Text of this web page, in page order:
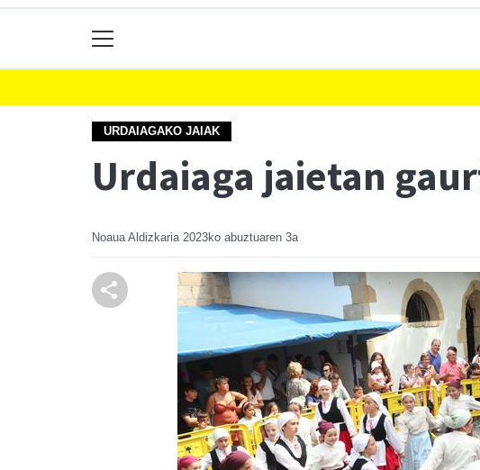
URDAIAGAKO JAIAK
Urdaiaga jaietan
Noaua Aldizkaria 2023ko abuztuaren 3a